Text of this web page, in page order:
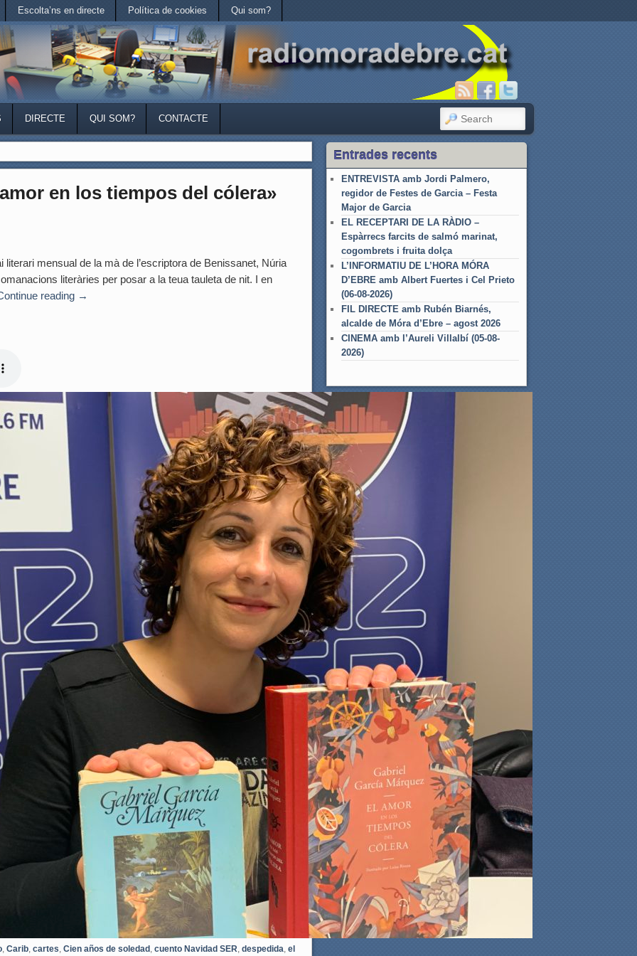
Escolta’ns en directe Política de cookies Qui som?
DIRECTE QUI SOM? CONTACTE SEARCH
en los tiempos del cólera»
mensual de la mà de l’escriptora de Benissanet, Núria
literàries per posar a la teua tauleta de nit. I en
reading →
Carib cartes Cien años de soledad cuento Navidad SER despedida el
Entrades recents
ENTREVISTA amb Jordi Palmero,
regidor de Festes de Garcia – Festa
Major de Garcia
EL RECEPTARI DE LA RÀDIO –
Espàrrecs farcits de salmó marinat,
cogombrets i fruita dolça
L’INFORMATIU DE L’HORA MÓRA
D’EBRE amb Albert Fuertes i Cel Prieto
(06-08-2026)
FIL DIRECTE amb Rubén Biarnés,
alcalde de Móra d’Ebre – agost 2026
CINEMA amb l’Aureli Villalbí (05-08-
2026)